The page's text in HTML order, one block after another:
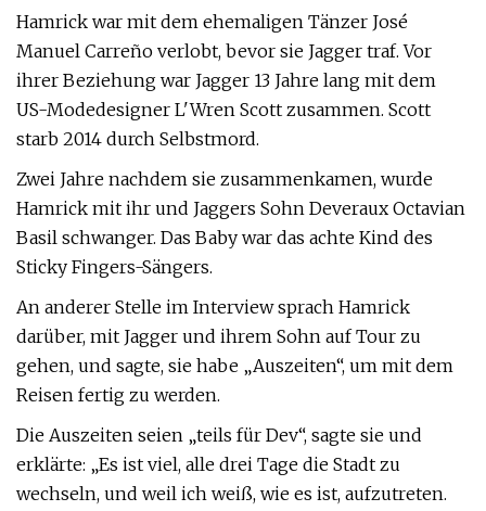
Hamrick war mit dem ehemaligen Tänzer José
Manuel Carreño verlobt, bevor sie Jagger traf. Vor
ihrer Beziehung war Jagger 13 Jahre lang mit dem
US-Modedesigner L'Wren Scott zusammen. Scott
starb 2014 durch Selbstmord.
Zwei Jahre nachdem sie zusammenkamen, wurde
Hamrick mit ihr und Jaggers Sohn Deveraux Octavian
Basil schwanger. Das Baby war das achte Kind des
Sticky Fingers-Sängers.
An anderer Stelle im Interview sprach Hamrick
darüber, mit Jagger und ihrem Sohn auf Tour zu
gehen, und sagte, sie habe „Auszeiten“, um mit dem
Reisen fertig zu werden.
Die Auszeiten seien „teils für Dev“, sagte sie und
erklärte: „Es ist viel, alle drei Tage die Stadt zu
wechseln, und weil ich weiß, wie es ist, aufzutreten.